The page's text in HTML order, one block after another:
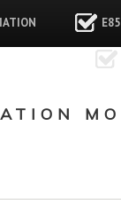
E85